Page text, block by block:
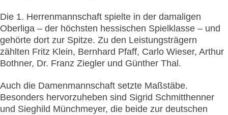
Die 1. Herrenmannschaft spielte in der damaligen
Oberliga – der höchsten hessischen Spielklasse – und
gehörte dort zur Spitze. Zu den Leistungsträgern
zählten Fritz Klein, Bernhard Pfaff, Carlo Wieser, Arthur
Bothner, Dr. Franz Ziegler und Günther Thal.
Auch die Damenmannschaft setzte Maßstäbe.
Besonders hervorzuheben sind Sigrid Schmitthenner
und Sieghild Münchmeyer, die beide zur deutschen